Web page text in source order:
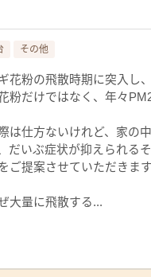
その他
花粉の飛散時期に突入し
粉だけではなく、年々
は仕方ないけれど、家の
だいぶ症状が抑えられる
ご提案させていただきます
大量に飛散する...